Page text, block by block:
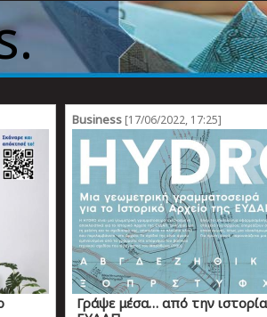
Business[17/06/2022, 17:25]
Γράψε μέσα… από την